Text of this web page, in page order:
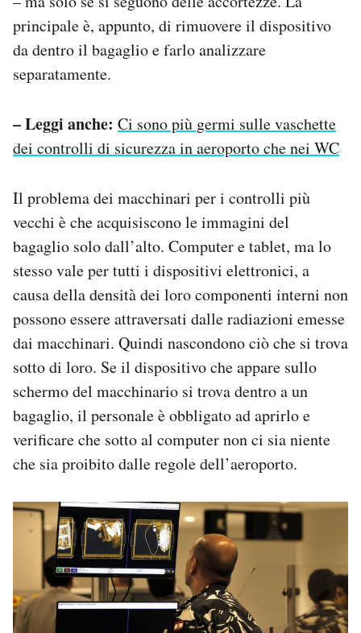
principale è, appunto, di rimuovere il dispositivo
da dentro il bagaglio e farlo analizzare
separatamente.
– Leggi anche: Ci sono più germi sulle vaschette
dei controlli di sicurezza in aeroporto che nei WC
Il problema dei macchinari per i controlli più
vecchi è che acquisiscono le immagini del
bagaglio solo dall’alto. Computer e tablet, ma lo
stesso vale per tutti i dispositivi elettronici, a
causa della densità dei loro componenti interni non
possono essere attraversati dalle radiazioni emesse
dai macchinari. Quindi nascondono ciò che si trova
sotto di loro. Se il dispositivo che appare sullo
schermo del macchinario si trova dentro a un
bagaglio, il personale è obbligato ad aprirlo e
verificare che sotto al computer non ci sia niente
che sia proibito dalle regole dell’aeroporto.